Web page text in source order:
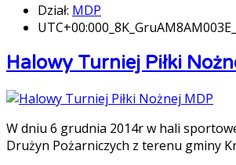
Dział: MDP
Halowy Turniej Piłki
W dniu 6 grudnia 2014r w hali
Drużyn Pożarniczych z terenu gminy